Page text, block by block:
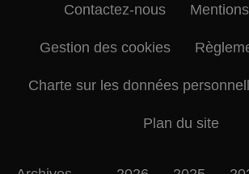
Contactez-nous
Gestion des cookies
Charte sur les données
Plan du site